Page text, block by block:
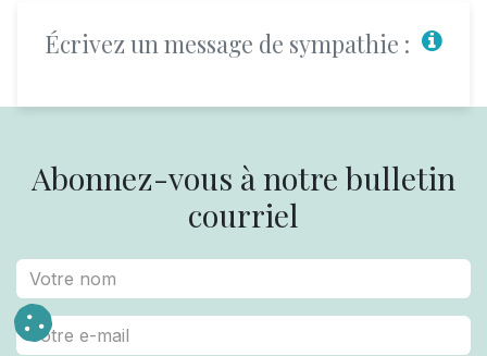
Écrivez un message de sympathie :
Abonnez-vous à notre bulletin
courriel